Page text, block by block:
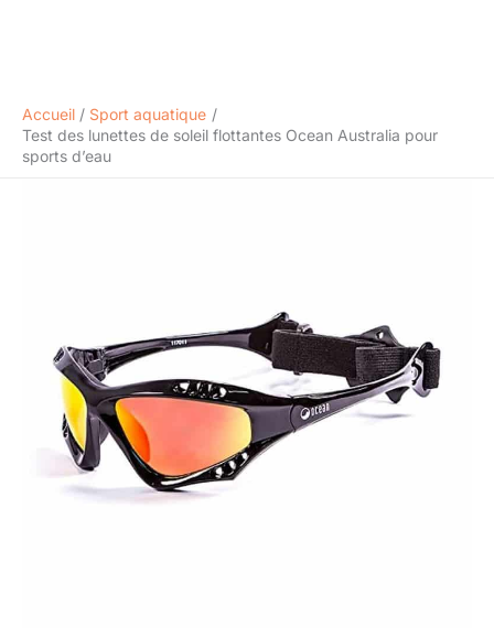
Accueil
Sport aquatique
Test des lunettes de soleil flottantes Ocean Australia pour
sports d’eau